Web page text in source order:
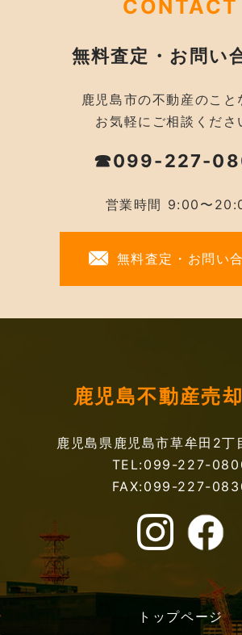
CONTACT
無料査定・お問い
鹿児島市の不動産のこと
お気軽にご相談くださ
☎099-227-
営業時間 9:00〜
無料査定・お問い
鹿児島不動産売
鹿児島県鹿児島市草牟田2丁
TEL:099-227-
FAX:099-227-
トップページ